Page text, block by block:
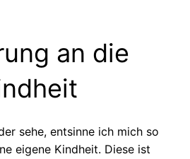
an die
sehe, entsinne ich mich so
eigene Kindheit. Diese ist